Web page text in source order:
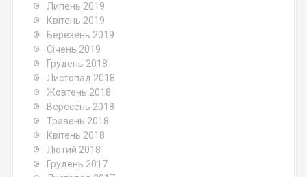
Липень 2019
Квітень 2019
Березень 2019
Січень 2019
Грудень 2018
Листопад 2018
Жовтень 2018
Вересень 2018
Травень 2018
Квітень 2018
Лютий 2018
Грудень 2017